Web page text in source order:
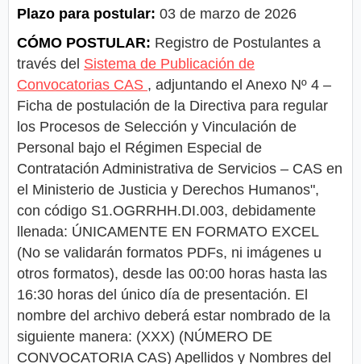
Plazo para postular: 03 de marzo de 2026
CÓMO POSTULAR: Registro de Postulantes a
través del Sistema de Publicación de
Convocatorias CAS , adjuntando el Anexo Nº 4 –
Ficha de postulación de la Directiva para regular
los Procesos de Selección y Vinculación de
Personal bajo el Régimen Especial de
Contratación Administrativa de Servicios – CAS en
el Ministerio de Justicia y Derechos Humanos",
con código S1.OGRRHH.DI.003, debidamente
llenada: ÚNICAMENTE EN FORMATO EXCEL
(No se validarán formatos PDFs, ni imágenes u
otros formatos), desde las 00:00 horas hasta las
16:30 horas del único día de presentación. El
nombre del archivo deberá estar nombrado de la
siguiente manera: (XXX) (NÚMERO DE
CONVOCATORIA CAS) Apellidos y Nombres del